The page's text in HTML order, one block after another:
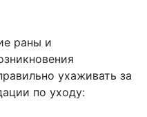
раны и
ухаживать за
по уходу: